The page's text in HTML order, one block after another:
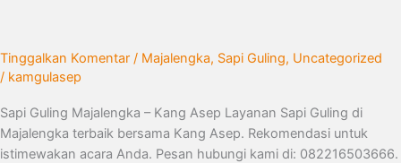
Tinggalkan Komentar / Majalengka, Sapi Guling, Uncategorized
/ kamgulasep
Sapi Guling Majalengka – Kang Asep Layanan Sapi Guling di
Majalengka terbaik bersama Kang Asep. Rekomendasi untuk
istimewakan acara Anda. Pesan hubungi kami di: 082216503666.
082216503666